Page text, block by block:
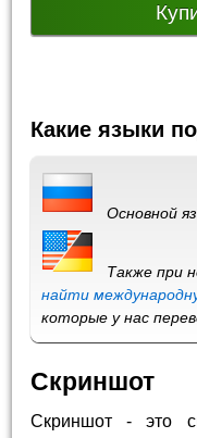
Какие языки
Основной
Также при
найти
которые у нас
Скриншот
Скриншот - это